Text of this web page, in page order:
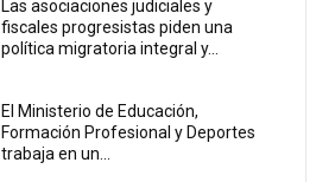
Las asociaciones judiciales y
fiscales progresistas piden una
política migratoria integral y...
El Ministerio de Educación,
Formación Profesional y Deportes
trabaja en un...